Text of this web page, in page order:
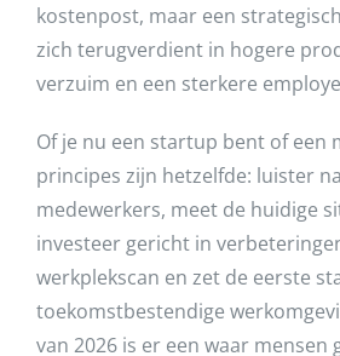
kostenpost, maar een
zich terugverdient in hogere
verzuim en een sterkere
Of je nu een startup bent of een
principes zijn hetzelfde: luister
medewerkers, meet de huidige
investeer gericht in
werkplekscan en zet de eerste
toekomstbestendige
van 2026 is er een waar mensen